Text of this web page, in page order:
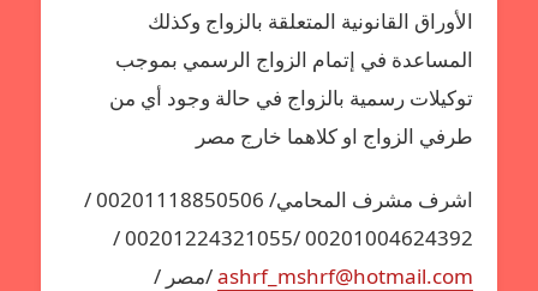
الأوراق القانونية المتعلقة بالزواج وكذلك
المساعدة في إتمام الزواج الرسمي بموجب
توكيلات رسمية بالزواج في حالة وجود أي من
طرفي الزواج او كلاهما خارج مصر
اشرف مشرف المحامي/ 00201118850506 /
00201004624392 /00201224321055 /
ashrf_mshrf@hotmail.com/مصر /